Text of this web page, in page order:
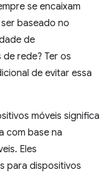
se encaixam
baseado no
de
rede? Ter os
de evitar essa
móveis significa
com base na
Eles
para dispositivos